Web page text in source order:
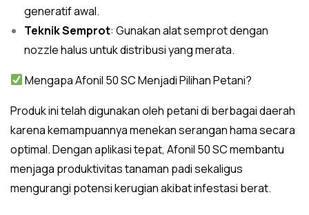
generatif awal.
Teknik Semprot: Gunakan alat semprot dengan
nozzle halus untuk distribusi yang merata.
Mengapa Afonil 50 SC Menjadi Pilihan Petani?
Produk ini telah digunakan oleh petani di berbagai daerah
karena kemampuannya menekan serangan hama secara
optimal. Dengan aplikasi tepat, Afonil 50 SC membantu
menjaga produktivitas tanaman padi sekaligus
mengurangi potensi kerugian akibat infestasi berat.